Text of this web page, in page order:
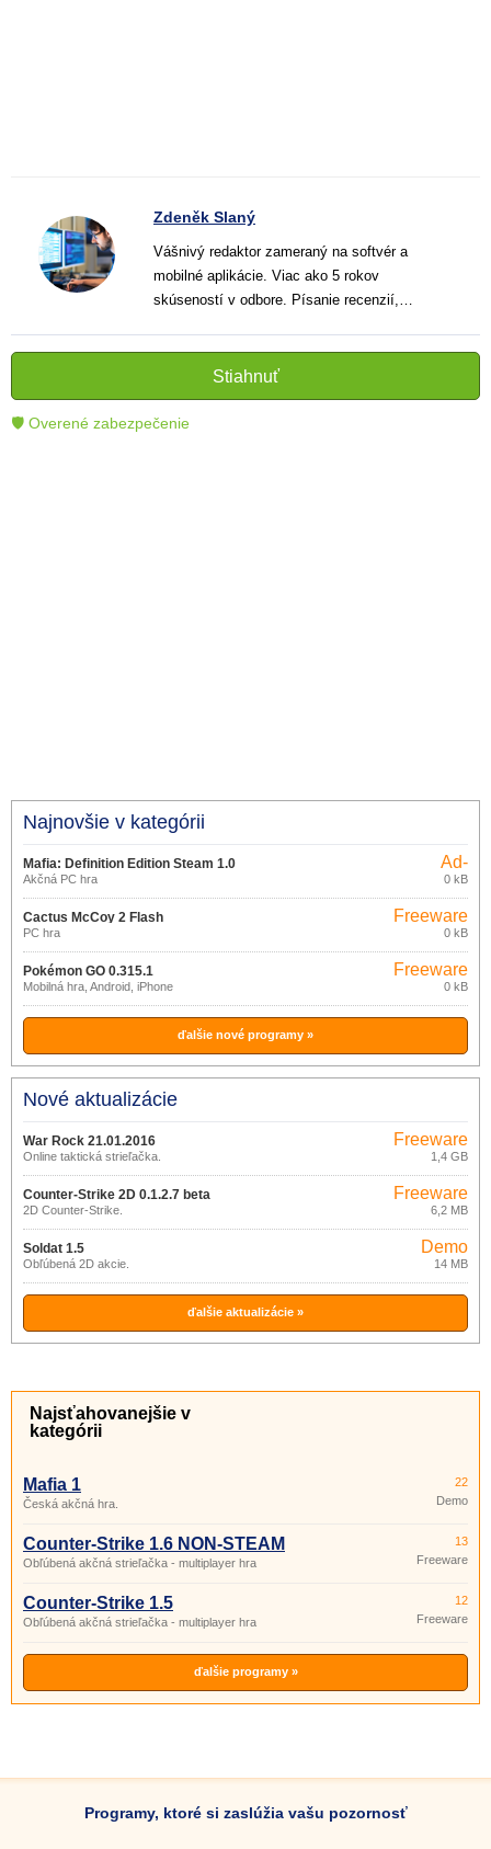
Zdeněk Slaný
Vášnivý redaktor zameraný na softvér a
mobilné aplikácie. Viac ako 5 rokov
skúseností v odbore. Písanie recenzií,
informatívnych textov, ktoré pomáhajú
čitateľom lepšie porozumieť a využiť moderné
technológie.
Stiahnuť
🛡 Overené zabezpečenie
Najnovšie v kategórii
Mafia: Definition Edition Steam 1.0
Akčná PC hra
Ad-
supported
0 kB
Cactus McCoy 2 Flash
PC hra
Freeware
0 kB
Pokémon GO 0.315.1
Mobilná hra, Android, iPhone
Freeware
0 kB
ďalšie nové programy »
Nové aktualizácie
War Rock 21.01.2016
Online taktická strieľačka.
Freeware
1,4 GB
Counter-Strike 2D 0.1.2.7 beta
2D Counter-Strike.
Freeware
6,2 MB
Soldat 1.5
Obľúbená 2D akcie.
Demo
14 MB
ďalšie aktualizácie »
Najsťahovanejšie v
kategórii
Mafia 1
Česká akčná hra.
22
Demo
Counter-Strike 1.6 NON-STEAM
Obľúbená akčná strieľačka - multiplayer hra
13
Freeware
Counter-Strike 1.5
Obľúbená akčná strieľačka - multiplayer hra
12
Freeware
ďalšie programy »
Programy, ktoré si zaslúžia vašu pozornosť